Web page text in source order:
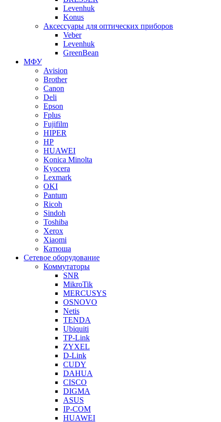
Levenhuk
Konus
Аксессуары для оптических приборов
Veber
Levenhuk
GreenBean
МФУ
Avision
Brother
Canon
Deli
Epson
Fplus
Fujifilm
HIPER
HP
HUAWEI
Konica Minolta
Kyocera
Lexmark
OKI
Pantum
Ricoh
Sindoh
Toshiba
Xerox
Xiaomi
Катюша
Сетевое оборудование
Коммутаторы
SNR
MikroTik
MERCUSYS
OSNOVO
Netis
TENDA
Ubiquiti
TP-Link
ZYXEL
D-Link
CUDY
DAHUA
CISCO
DIGMA
ASUS
IP-COM
HUAWEI